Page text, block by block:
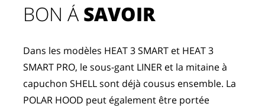
BON Á SAVOIR
Dans les modèles HEAT 3 SMART et HEAT 3
SMART PRO, le sous-gant LINER et la mitaine à
capuchon SHELL sont déjà cousus ensemble. La
POLAR HOOD peut également être portée